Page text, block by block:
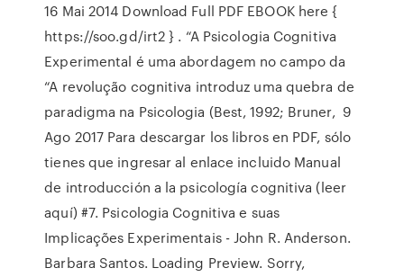
16 Mai 2014 Download Full PDF EBOOK here {
https://soo.gd/irt2 } . “A Psicologia Cognitiva
Experimental é uma abordagem no campo da
“A revolução cognitiva introduz uma quebra de
paradigma na Psicologia (Best, 1992; Bruner, 9
Ago 2017 Para descargar los libros en PDF, sólo
tienes que ingresar al enlace incluido Manual
de introducción a la psicología cognitiva (leer
aquí) #7. Psicologia Cognitiva e suas
Implicações Experimentais - John R. Anderson.
Barbara Santos. Loading Preview. Sorry,